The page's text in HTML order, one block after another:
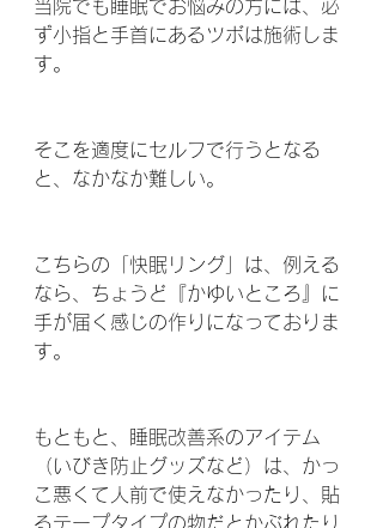
当院でも睡眠でお悩みの方には、必
ず小指と手首にあるツボは施術しま
す。
そこを適度にセルフで行うとなる
と、なかなか難しい。
こちらの「快眠リング」は、例える
なら、ちょうど『かゆいところ』に
手が届く感じの作りになっておりま
す。
もともと、睡眠改善系のアイテム
（いびき防止グッズなど）は、かっ
こ悪くて人前で使えなかったり、貼
るテープタイプの物だとかぶれたり